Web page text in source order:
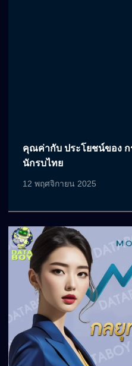
คุณค่ากับ ประโยชน์ของ ก
นักรบไทย
12 พฤศจิกายน 2025